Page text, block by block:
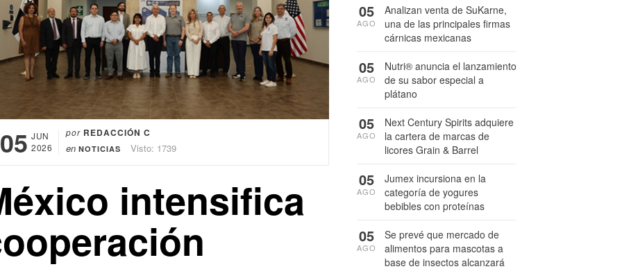
05 JUN
2026
por REDACCIÓN C
en NOTICIAS Visto: 1739
intensifica
Analizan venta de SuKarne,
una de las principales firmas
cárnicas mexicanas
05
AGO
Nutri® anuncia el lanzamiento
de su sabor especial a
plátano
05
AGO
Next Century Spirits adquiere
la cartera de marcas de
licores Grain & Barrel
05
AGO
Jumex incursiona en la
categoría de yogures
bebibles con proteínas
05
AGO
Se prevé que mercado de
alimentos para mascotas a
base de insectos alcanzará
05
AGO